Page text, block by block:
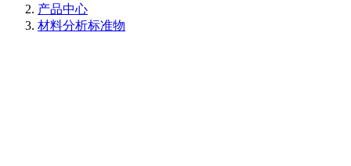
产品中心
材料分析标准物